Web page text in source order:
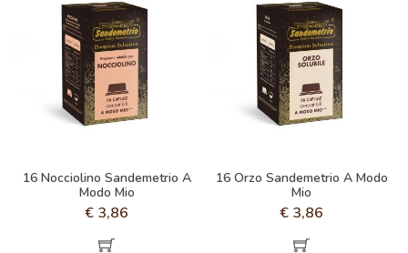
16 Nocciolino Sandemetrio A
Modo Mio
€ 3,86
16 Orzo Sandemetrio A Modo
Mio
€ 3,86